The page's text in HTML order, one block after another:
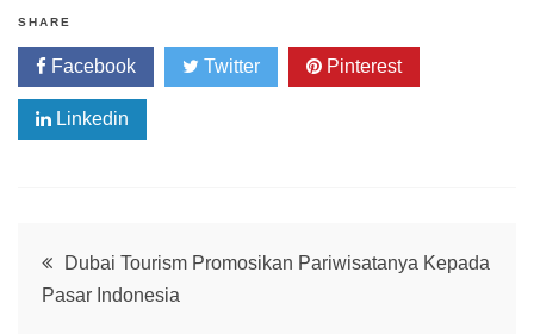
SHARE
Facebook Twitter Pinterest
Linkedin
PostDubai Tourism Promosikan Pariwisatanya Kepada
Pasar Indonesia